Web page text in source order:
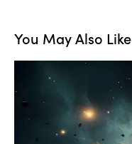
You May Also Like